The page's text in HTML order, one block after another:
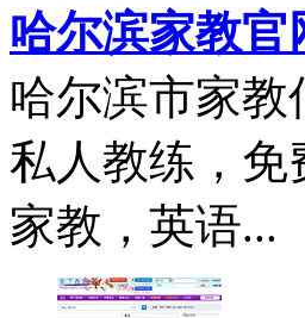
哈尔滨家教官
哈尔滨市家
私人教练，免
家教，英语...